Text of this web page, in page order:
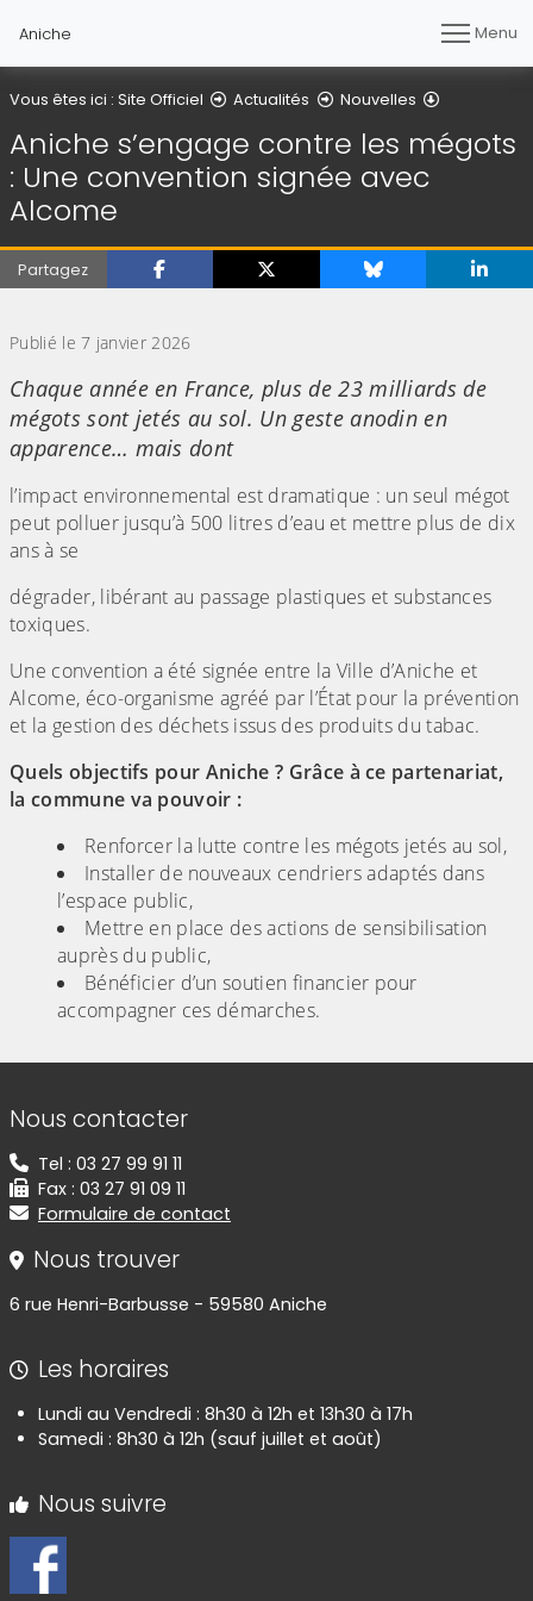
Aniche Menu
Vous êtes ici : Site Officiel Actualités Nouvelles
Aniche s’engage contre les mégots
: Une convention signée avec
Alcome
Partagez
Publié le 7 janvier 2026
Chaque année en France, plus de 23 milliards de
mégots sont jetés au sol. Un geste anodin en
apparence… mais dont
l’impact environnemental est dramatique : un seul mégot
peut polluer jusqu’à 500 litres d’eau et mettre plus de dix
ans à se
dégrader, libérant au passage plastiques et substances
toxiques.
Une convention a été signée entre la Ville d’Aniche et
Alcome, éco-organisme agréé par l’État pour la prévention
et la gestion des déchets issus des produits du tabac.
Quels objectifs pour Aniche ? Grâce à ce partenariat,
la commune va pouvoir :
Renforcer la lutte contre les mégots jetés au sol,
Installer de nouveaux cendriers adaptés dans
l’espace public,
Mettre en place des actions de sensibilisation
auprès du public,
Bénéficier d’un soutien financier pour
accompagner ces démarches.
Informations de contact
Nous contacter
Tel : 03 27 99 91 11
Fax : 03 27 91 09 11
Formulaire de contact
Nous trouver
6 rue Henri-Barbusse - 59580 Aniche
Les horaires
Lundi au Vendredi : 8h30 à 12h et 13h30 à 17h
Samedi : 8h30 à 12h (sauf juillet et août)
Nous suivre